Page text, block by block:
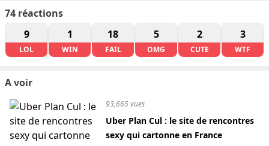
74 réactions
9
LOL
1
WIN
18
FAIL
5
OMG
2
CUTE
3
WTF
A voir
93,665 vues
Uber Plan Cul : le site de rencontres
sexy qui cartonne en France